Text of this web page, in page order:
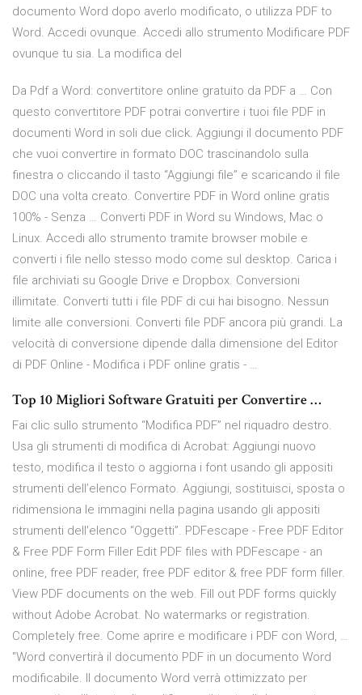
documento Word dopo averlo modificato, o utilizza PDF to
Word. Accedi ovunque. Accedi allo strumento Modificare PDF
ovunque tu sia. La modifica del
Da Pdf a Word: convertitore online gratuito da PDF a … Con
questo convertitore PDF potrai convertire i tuoi file PDF in
documenti Word in soli due click. Aggiungi il documento PDF
che vuoi convertire in formato DOC trascinandolo sulla
finestra o cliccando il tasto “Aggiungi file” e scaricando il file
DOC una volta creato. Convertire PDF in Word online gratis
100% - Senza … Converti PDF in Word su Windows, Mac o
Linux. Accedi allo strumento tramite browser mobile e
converti i file nello stesso modo come sul desktop. Carica i
file archiviati su Google Drive e Dropbox. Conversioni
illimitate. Converti tutti i file PDF di cui hai bisogno. Nessun
limite alle conversioni. Converti file PDF ancora più grandi. La
velocità di conversione dipende dalla dimensione del Editor
di PDF Online - Modifica i PDF online gratis - …
Top 10 Migliori Software Gratuiti per Convertire …
Fai clic sullo strumento “Modifica PDF” nel riquadro destro.
Usa gli strumenti di modifica di Acrobat: Aggiungi nuovo
testo, modifica il testo o aggiorna i font usando gli appositi
strumenti dell’elenco Formato. Aggiungi, sostituisci, sposta o
ridimensiona le immagini nella pagina usando gli appositi
strumenti dell'elenco “Oggetti”. PDFescape - Free PDF Editor
& Free PDF Form Filler Edit PDF files with PDFescape - an
online, free PDF reader, free PDF editor & free PDF form filler.
View PDF documents on the web. Fill out PDF forms quickly
without Adobe Acrobat. No watermarks or registration.
Completely free. Come aprire e modificare i PDF con Word, …
"Word convertirà il documento PDF in un documento Word
modificabile. Il documento Word verrà ottimizzato per